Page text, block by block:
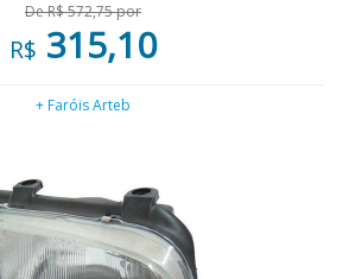
De R$ 572,75 por
R$ 315,10
+ Faróis Arteb